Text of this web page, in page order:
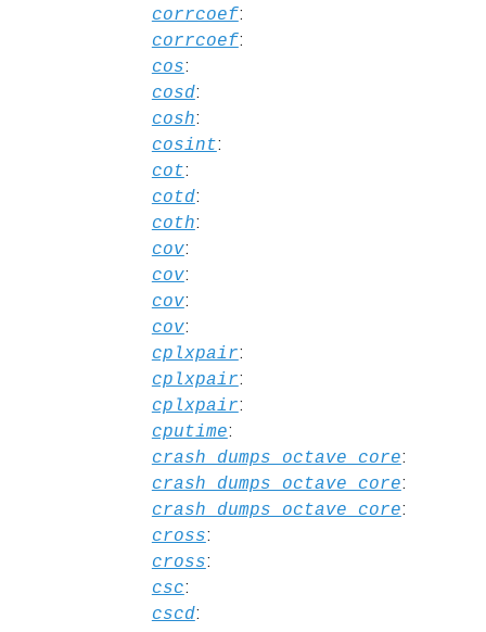
corrcoef:
corrcoef:
cos:
cosd:
cosh:
cosint:
cot:
cotd:
coth:
cov:
cov:
cov:
cov:
cplxpair:
cplxpair:
cplxpair:
cputime:
crash_dumps_octave_core:
crash_dumps_octave_core:
crash_dumps_octave_core:
cross:
cross:
csc:
cscd: